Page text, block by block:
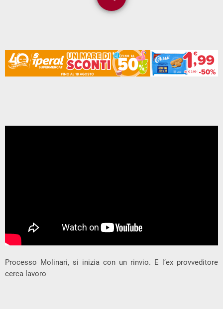
Processo Molinari, si inizia con un rinvio. E l’ex provveditore
cerca lavoro